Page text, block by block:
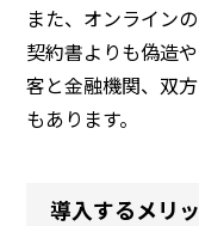
また、オンライン
契約書よりも偽造
客と金融機関、双
もあります。
導入するメリ